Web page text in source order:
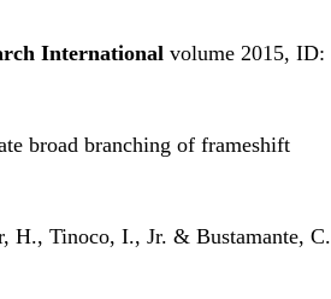
International volume 2015, ID:
broad branching of frameshift
H., Tinoco, I., Jr. & Bustamante, C.